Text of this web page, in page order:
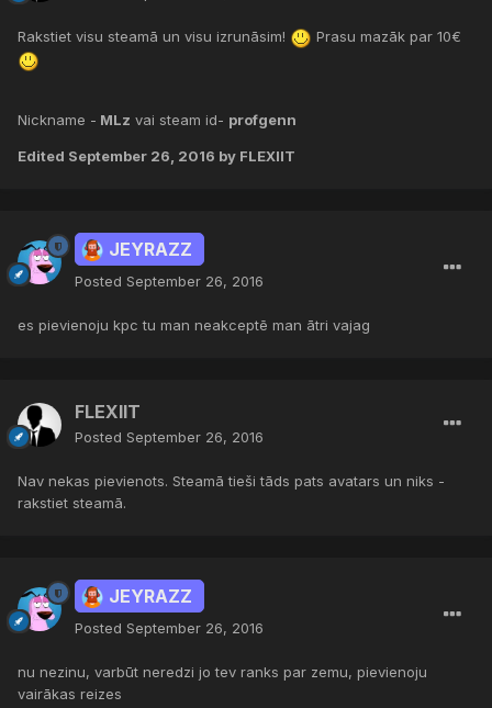
Rakstiet visu steamā un visu izrunāsim! Prasu mazāk par 10€
Nickname - MLz vai steam id- profgenn
Edited September 26, 2016 by FLEXIIT
JEYRAZZ
Posted September 26, 2016
es pievienoju kpc tu man neakceptē man ātri vajag
FLEXIIT
Posted September 26, 2016
Nav nekas pievienots. Steamā tieši tāds pats avatars un niks -
rakstiet steamā.
JEYRAZZ
Posted September 26, 2016
nu nezinu, varbūt neredzi jo tev ranks par zemu, pievienoju
vairākas reizes